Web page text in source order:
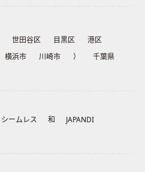
世田谷区 目黒区
港区
横浜市 川崎市 ）
千葉県
シームレス 和
JAPANDI